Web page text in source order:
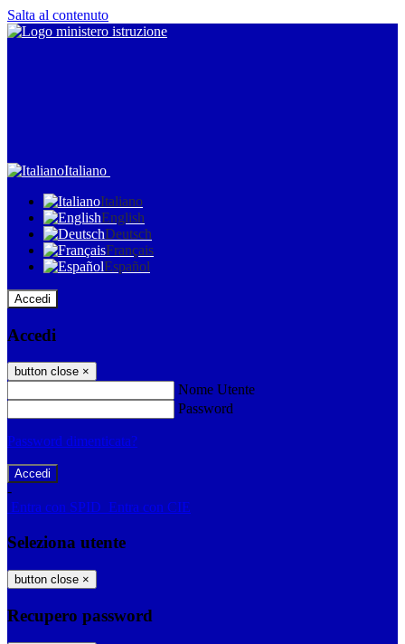
Salta al contenuto
Italiano
Italiano
English
Deutsch
Français
Español
Accedi
Accedi
button close ×
Nome Utente
Password
Password dimenticata?
-
Entra con SPID Entra con CIE
Seleziona utente
button close ×
Recupero password